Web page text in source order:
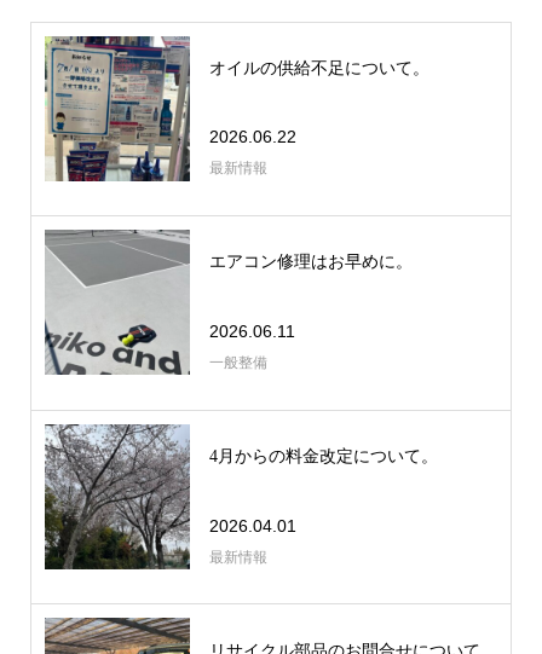
オイルの供給不足について。
2026.06.22
最新情報
エアコン修理はお早めに。
2026.06.11
一般整備
4月からの料金改定について。
2026.04.01
最新情報